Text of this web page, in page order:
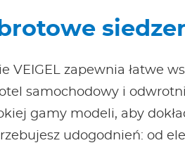
VEIGEL zapewnia łatwe
samochodowy i
gamy modeli, aby
udogodnień: od